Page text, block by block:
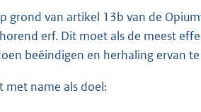
grond van artikel 13b van de
erf. Dit moet als de meest
beëindigen en herhaling ervan
met name als doel: